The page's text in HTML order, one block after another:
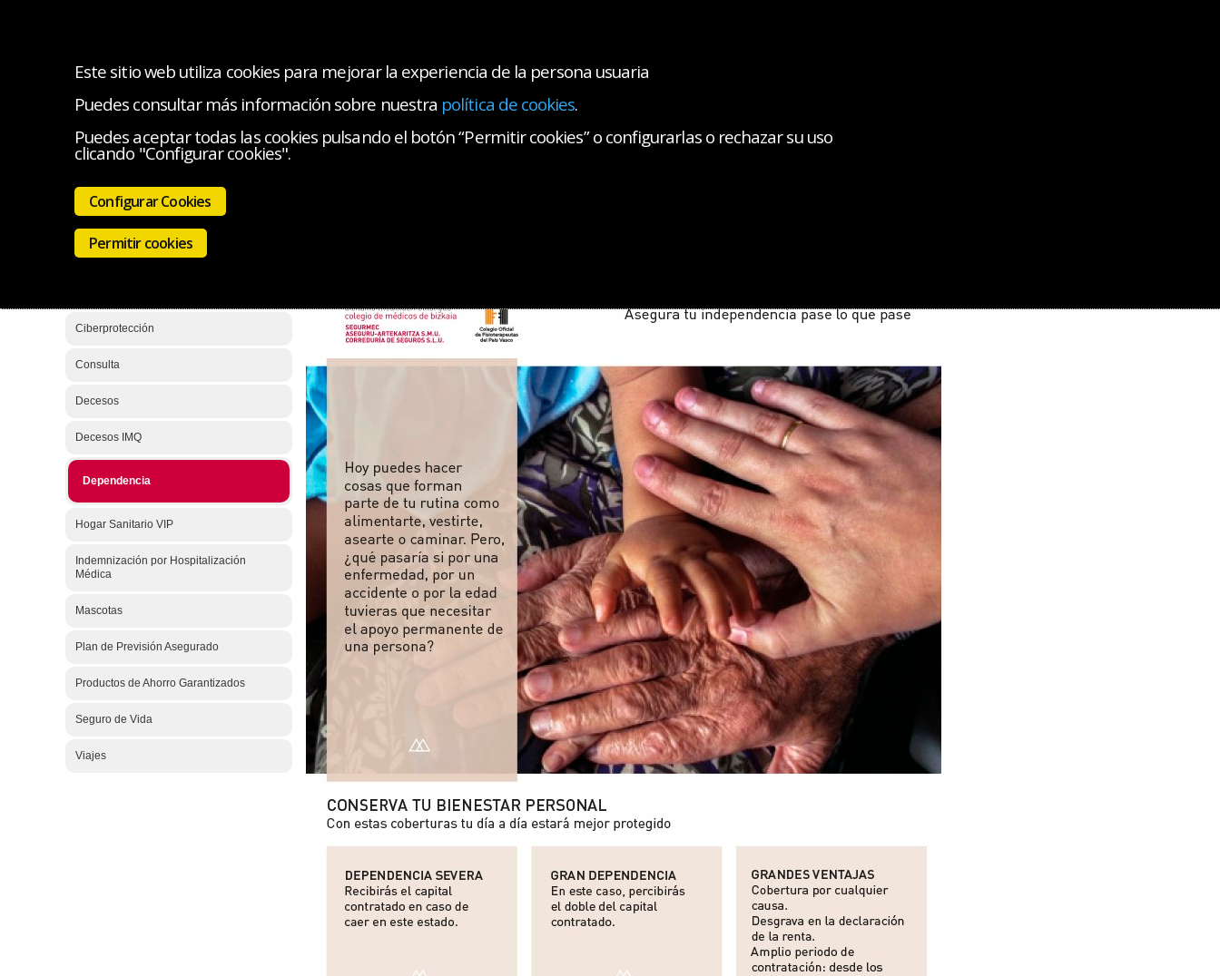
Este sitio web utiliza cookies para mejorar la experiencia de la persona usuaria
Puedes consultar más información sobre nuestra política de cookies.
Puedes aceptar todas las cookies pulsando el botón “Permitir cookies” o configurarlas o rechazar su uso
clicando "Configurar cookies".
Configurar Cookies
Permitir cookies
OFERTA ESPECIAL ¿QUIÉN ME ATIENDE? SEGUROS
Auto, moto y hogar
Baja Diaria Sanitaria VIP
Ciberprotección
Consulta
Decesos
Decesos IMQ
Dependencia
Hogar Sanitario VIP
Indemnización por Hospitalización
Médica
Mascotas
Plan de Previsión Asegurado
Productos de Ahorro Garantizados
Seguro de Vida
Viajes